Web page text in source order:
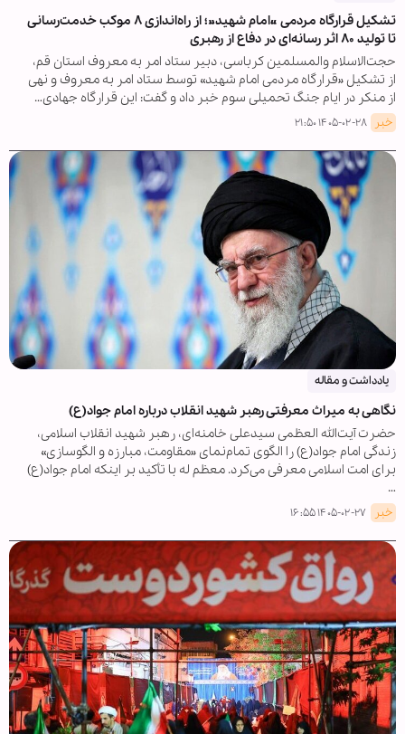
تشکیل قرارگاه مردمی «امام شهید»؛ از راه‌اندازی ۸ موکب خدمت‌رسانی
تا تولید ۸۰ اثر رسانه‌ای در دفاع از رهبری
حجت‌الاسلام والمسلمین کرباسی، دبیر ستاد امر به معروف استان قم،
از تشکیل «قرارگاه مردمی امام شهید» توسط ستاد امر به معروف و نهی
از منکر در ایام جنگ تحمیلی سوم خبر داد و گفت: این قرارگاه جهادی…
خبر ۱۴۰۵-۰۲-۲۸ ۲۱:۵۰
یادداشت و مقاله
نگاهی به میراث معرفتی رهبر شهید انقلاب درباره امام جواد(ع)
حضرت آیت‌الله العظمی سیدعلی خامنه‌ای، رهبر شهید انقلاب اسلامی،
زندگی امام جواد(ع) را الگوی تمام‌نمای «مقاومت، مبارزه و الگوسازی»
برای امت اسلامی معرفی می‌کرد. معظم له با تأکید بر اینکه امام جواد(ع)
…
خبر ۱۴۰۵-۰۲-۲۷ ۱۶:۵۵